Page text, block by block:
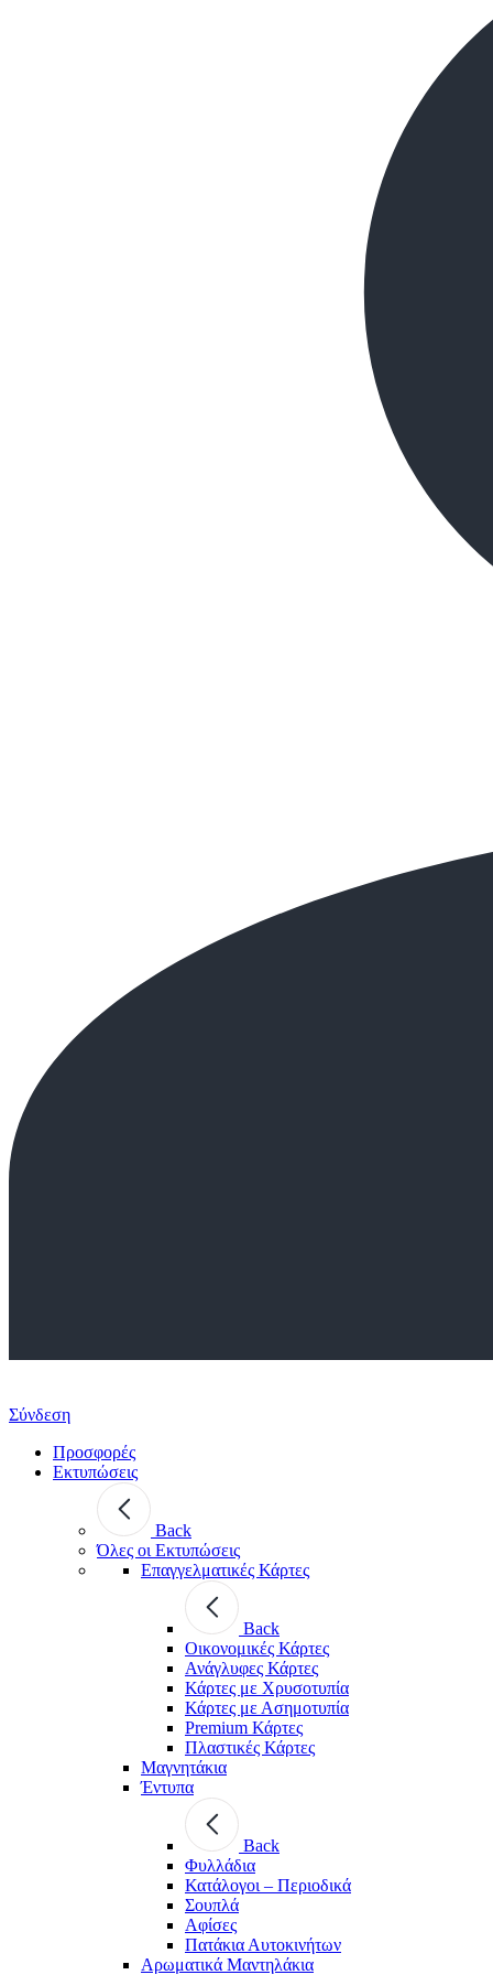
Σύνδεση
Προσφορές
Εκτυπώσεις
Back
Όλες οι Εκτυπώσεις
Επαγγελματικές Κάρτες
Back
Οικονομικές Κάρτες
Ανάγλυφες Κάρτες
Κάρτες με Χρυσοτυπία
Κάρτες με Ασημοτυπία
Premium Κάρτες
Πλαστικές Κάρτες
Μαγνητάκια
Έντυπα
Back
Φυλλάδια
Κατάλογοι – Περιοδικά
Σουπλά
Αφίσες
Πατάκια Αυτοκινήτων
Αρωματικά Μαντηλάκια